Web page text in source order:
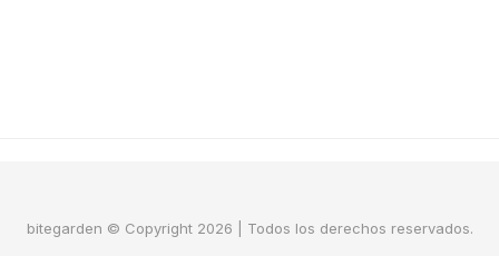
bitegarden © Copyright 2026 | Todos los derechos reservados.